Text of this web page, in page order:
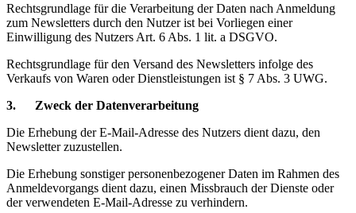
Rechtsgrundlage für die Verarbeitung der Daten nach Anmeldung
zum Newsletters durch den Nutzer ist bei Vorliegen einer
Einwilligung des Nutzers Art. 6 Abs. 1 lit. a DSGVO.
Rechtsgrundlage für den Versand des Newsletters infolge des
Verkaufs von Waren oder Dienstleistungen ist § 7 Abs. 3 UWG.
3. Zweck der Datenverarbeitung
Die Erhebung der E-Mail-Adresse des Nutzers dient dazu, den
Newsletter zuzustellen.
Die Erhebung sonstiger personenbezogener Daten im Rahmen des
Anmeldevorgangs dient dazu, einen Missbrauch der Dienste oder
der verwendeten E-Mail-Adresse zu verhindern.